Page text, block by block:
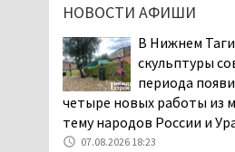
В Детской
больнице № 3
обвинения родителей,
заявили, что их дочь в
покусала бельевая вошь
06.08.2026 13:02
НОВОСТИ АФИШИ
В Нижнем
скульптуры
периода
четыре новых работы из
тему народов России и
07.08.2026 18:23